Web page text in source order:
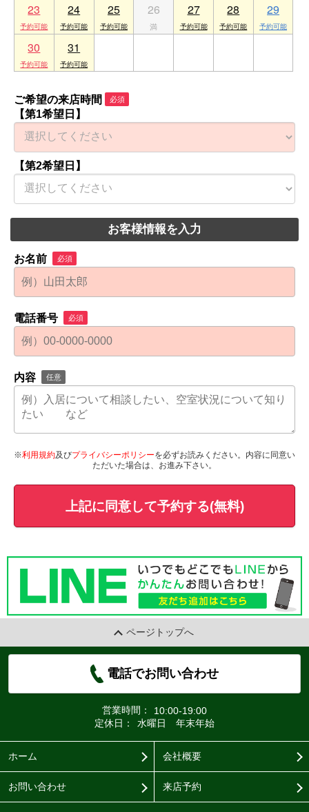
23 24 25 26 27 28 29
30 31
ご希望の来店時間 必須
【第1希望日】
【第2希望日】
お客様情報を入力
お名前 必須
電話番号 必須
内容 任意
※利用規約及びプライバシーポリシーを必ずお読みください。内容に同意い
ただいた場合は、お進み下さい。
上記に同意して予約する(無料)
ページトップへ
電話でお問い合わせ
営業時間：
10:00-19:00
定休日：
水曜日 年末年始
ホーム 会社概要
お問い合わせ 来店予約